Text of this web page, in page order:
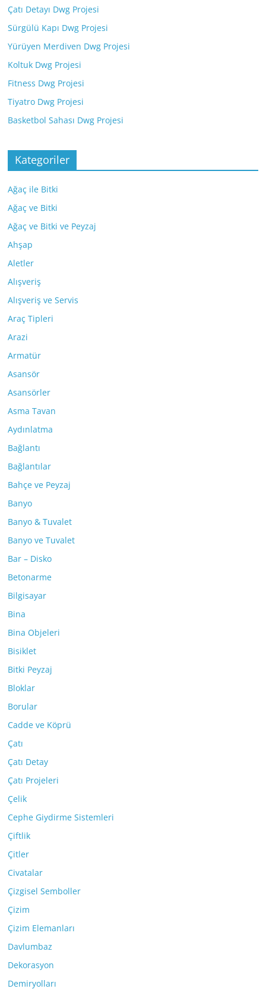
Çatı Detayı Dwg Projesi
Sürgülü Kapı Dwg Projesi
Yürüyen Merdiven Dwg Projesi
Koltuk Dwg Projesi
Fitness Dwg Projesi
Tiyatro Dwg Projesi
Basketbol Sahası Dwg Projesi
Kategoriler
Ağaç ile Bitki
Ağaç ve Bitki
Ağaç ve Bitki ve Peyzaj
Ahşap
Aletler
Alışveriş
Alışveriş ve Servis
Araç Tipleri
Arazi
Armatür
Asansör
Asansörler
Asma Tavan
Aydınlatma
Bağlantı
Bağlantılar
Bahçe ve Peyzaj
Banyo
Banyo & Tuvalet
Banyo ve Tuvalet
Bar – Disko
Betonarme
Bilgisayar
Bina
Bina Objeleri
Bisiklet
Bitki Peyzaj
Bloklar
Borular
Cadde ve Köprü
Çatı
Çatı Detay
Çatı Projeleri
Çelik
Cephe Giydirme Sistemleri
Çiftlik
Çitler
Civatalar
Çizgisel Semboller
Çizim
Çizim Elemanları
Davlumbaz
Dekorasyon
Demiryolları